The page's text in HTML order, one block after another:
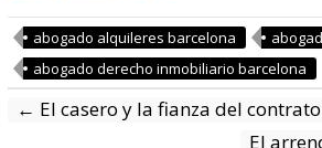
abogado alquileres barcelona
abogado derecho inmobiliario barcelona
← El casero y la fianza del
El